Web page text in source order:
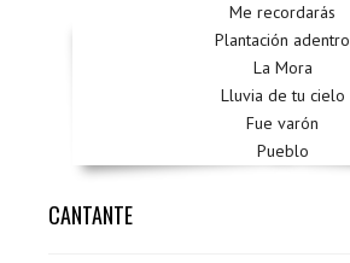
Me recordarás
Plantación adentro
La Mora
Lluvia de tu cielo
Fue varón
Pueblo
CANTANTE